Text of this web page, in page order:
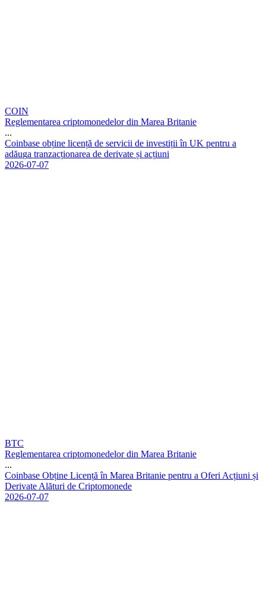
COIN
Reglementarea criptomonedelor din Marea Britanie
...
Coinbase obține licență de servicii de investiții în UK pentru a
adăuga tranzacționarea de derivate și acțiuni
2026-07-07
BTC
Reglementarea criptomonedelor din Marea Britanie
...
Coinbase Obține Licență în Marea Britanie pentru a Oferi Acțiuni și
Derivate Alături de Criptomonede
2026-07-07